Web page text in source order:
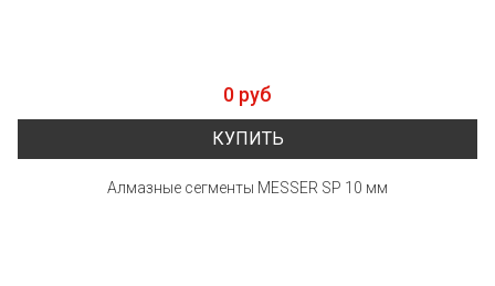
0 руб
КУПИТЬ
Алмазные сегменты MESSER SP 10 мм